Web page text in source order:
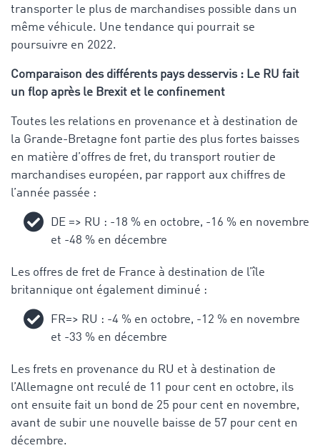
transporter le plus de marchandises possible dans un
même véhicule. Une tendance qui pourrait se
poursuivre en 2022.
Comparaison des différents pays desservis : Le RU fait
un flop après le Brexit et le confinement
Toutes les relations en provenance et à destination de
la Grande-Bretagne font partie des plus fortes baisses
en matière d’offres de fret, du transport routier de
marchandises européen, par rapport aux chiffres de
l’année passée :
DE => RU : -18 % en octobre, -16 % en novembre
et -48 % en décembre
Les offres de fret de France à destination de l’île
britannique ont également diminué :
FR=> RU : -4 % en octobre, -12 % en novembre
et -33 % en décembre
Les frets en provenance du RU et à destination de
l’Allemagne ont reculé de 11 pour cent en octobre, ils
ont ensuite fait un bond de 25 pour cent en novembre,
avant de subir une nouvelle baisse de 57 pour cent en
décembre.